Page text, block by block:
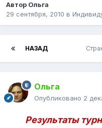
Автор Ольга
29 сентября, 2010 в
НАЗАД
Ольга
Опубликовано 2
Результаты